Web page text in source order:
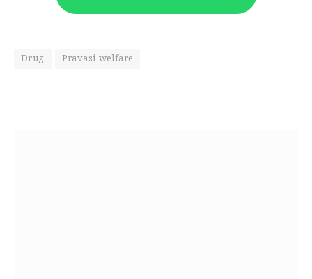
Drug Pravasi welfare